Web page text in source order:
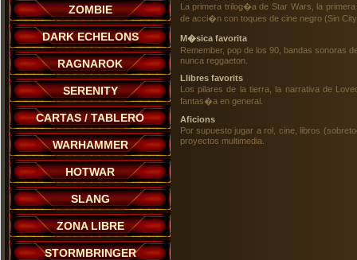
ZOMBIE
DARK ECHELONS
RAGNAROK
SERENITY
CARTAS / TABLERO
WARHAMMER
HOTWAR
SLANG
ZONA LIBRE
STORMBRINGER
La primera trilog�a de Star Wars, la
de acci�n con toques de cine negro (Sin
M�sica favorita
Remember, pop de los 90, bandas sonoras
nunca reggaeton.
Llibres favorits
Los pilares de la tierra, la narrativa de
fantas�a en general.
Aficions
Por supuesto jugar a rol, cine, libros
proyectos multimedia.